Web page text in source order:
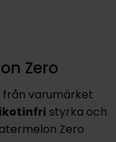
Zero
från varumärket
styrka och
Zero